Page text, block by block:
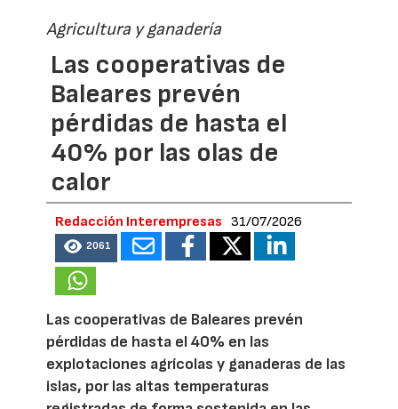
Agricultura y ganadería
Las cooperativas de
Baleares prevén
pérdidas de hasta el
40% por las olas de
calor
Redacción Interempresas 31/07/2026
2061
Las cooperativas de Baleares prevén
pérdidas de hasta el 40% en las
explotaciones agrícolas y ganaderas de las
islas, por las altas temperaturas